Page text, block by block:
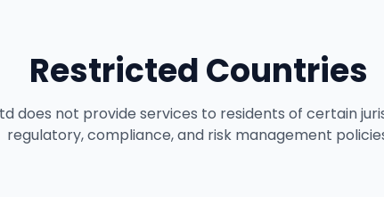
Restricted Countries
does not provide services to residents of certain
regulatory, compliance, and risk management